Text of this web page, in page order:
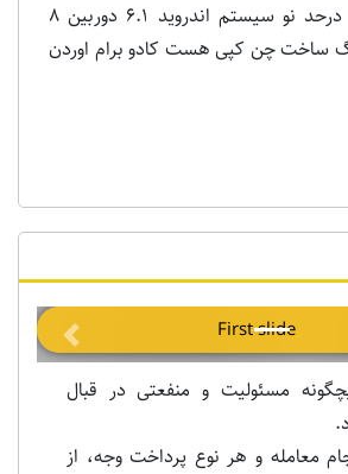
گوشی کاملا سالم درحد نو سیستم اندروید ۶.۱ دوربین ۸
داخلی ۸گیگ ساخت چن کپی هست کادو برام اوردن
مسئولیت و منفعتی در قبال
معامله و هر نوع پرداخت وجه، از